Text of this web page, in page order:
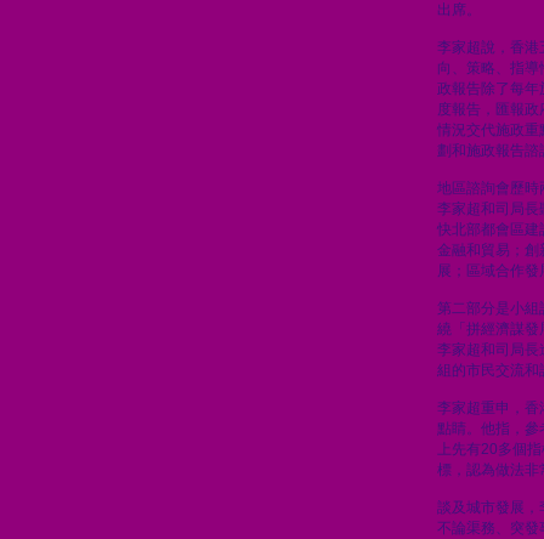
出席。
李家超說，香港
向、策略、指
政報告除了每年
度報告，匯報
情況交代施政重
劃和施政報告諮
地區諮詢會歷時
李家超和司局長
快北部都會區建
金融和貿易；創
展；區域合作
第二部分是小組
繞「拼經濟謀發
李家超和司局長
組的市民交流和
李家超重申，香
點睛。他指，
上先有20多個
標，認為做法非
談及城市發展，
不論渠務、突發